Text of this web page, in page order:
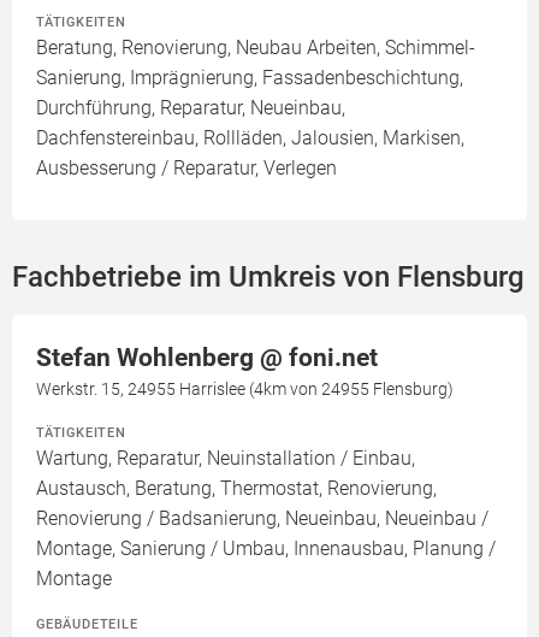
TÄTIGKEITEN
Beratung, Renovierung, Neubau Arbeiten, Schimmel-
Sanierung, Imprägnierung, Fassadenbeschichtung,
Durchführung, Reparatur, Neueinbau,
Dachfenstereinbau, Rollläden, Jalousien, Markisen,
Ausbesserung / Reparatur, Verlegen
Fachbetriebe im Umkreis von Flensburg
Stefan Wohlenberg @ foni.net
Werkstr. 15, 24955 Harrislee (4km von 24955 Flensburg)
TÄTIGKEITEN
Wartung, Reparatur, Neuinstallation / Einbau,
Austausch, Beratung, Thermostat, Renovierung,
Renovierung / Badsanierung, Neueinbau, Neueinbau /
Montage, Sanierung / Umbau, Innenausbau, Planung /
Montage
GEBÄUDETEILE